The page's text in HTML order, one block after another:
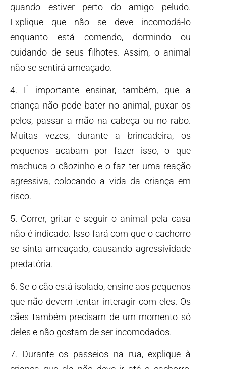
quando estiver perto do amigo peludo.
Explique que não se deve incomodá-lo
enquanto está comendo, dormindo ou
cuidando de seus filhotes. Assim, o animal
não se sentirá ameaçado.
4. É importante ensinar, também, que a
criança não pode bater no animal, puxar os
pelos, passar a mão na cabeça ou no rabo.
Muitas vezes, durante a brincadeira, os
pequenos acabam por fazer isso, o que
machuca o cãozinho e o faz ter uma reação
agressiva, colocando a vida da criança em
risco.
5. Correr, gritar e seguir o animal pela casa
não é indicado. Isso fará com que o cachorro
se sinta ameaçado, causando agressividade
predatória.
6. Se o cão está isolado, ensine aos pequenos
que não devem tentar interagir com eles. Os
cães também precisam de um momento só
deles e não gostam de ser incomodados.
7. Durante os passeios na rua, explique à